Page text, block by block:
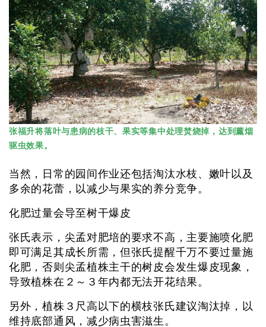
张福升将落叶与患病的枝干、果实等集中处理焚烧掉，达到薰烟
驱虫效果。
当然，日常的园间作业还包括淘汰水枝、嫩叶以及
多余的花蕾，以减少与果实的养分竞争。
化肥过量会导至树干爆皮
张氏表示，尖孟对肥培的要求不高，主要施喷化肥
即可满足其成长所需，但张氏提醒千万不要过量施
化肥，否则尖孟植株主干的树皮会发生爆皮现象，
导致植株在２～３年内都无法开花结果。
另外，植株３尺高以下的横枝张氏建议淘汰掉，以
维持底部通风，减少病虫害滋生。